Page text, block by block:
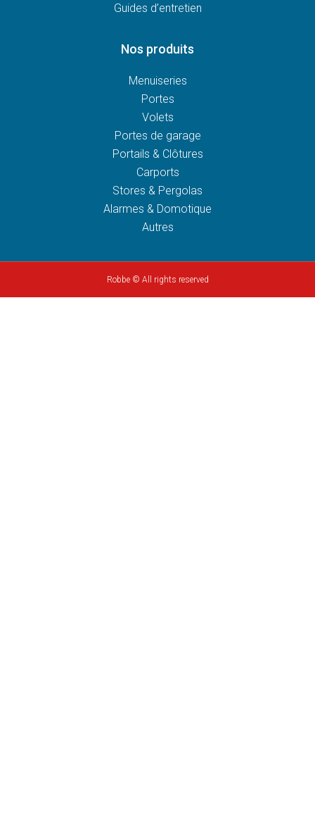
Guides d’entretien
Nos produits
Menuiseries
Portes
Volets
Portes de garage
Portails & Clôtures
Carports
Stores & Pergolas
Alarmes & Domotique
Autres
Robbe © All rights reserved